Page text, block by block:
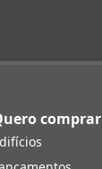
comprar